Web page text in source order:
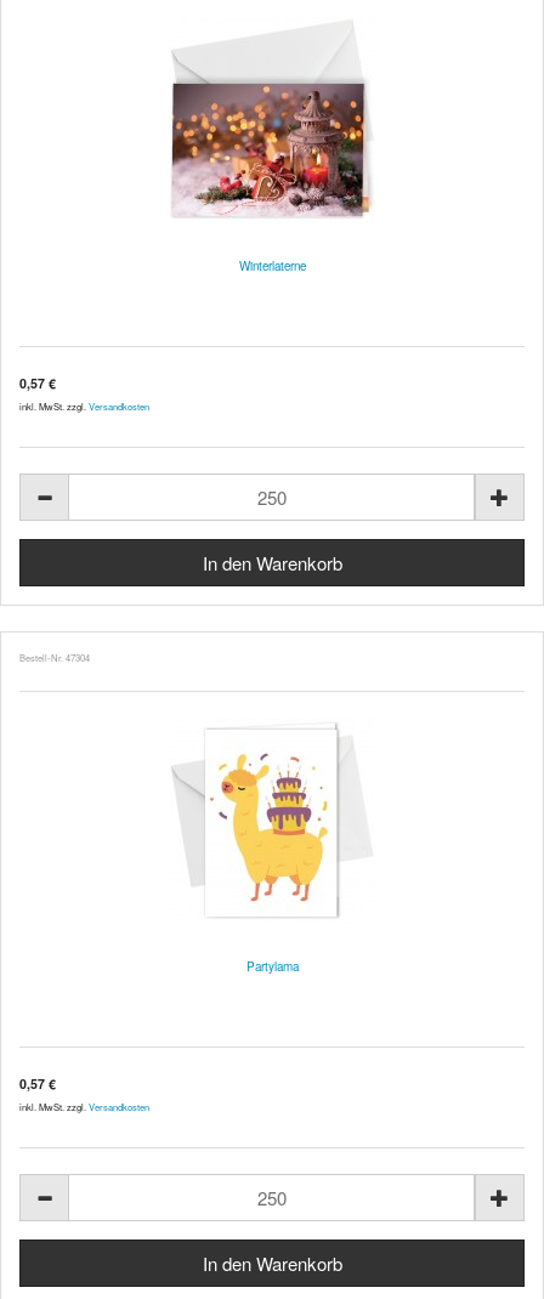
Winterlaterne
0,57 €
inkl. MwSt. zzgl. Versandkosten
Bestell-Nr. 47304
Partylama
0,57 €
inkl. MwSt. zzgl. Versandkosten